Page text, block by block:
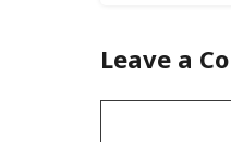
Leave a